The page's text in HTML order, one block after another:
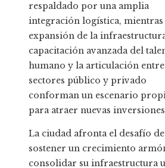
respaldado por una amplia
integración logística, mientras
expansión de la
capacitación avanzada del
humano y la articulación
sectores público y privado
conforman un escenario
para atraer nuevas
La ciudad afronta el desafío de
sostener un crecimiento
consolidar su infraestructura